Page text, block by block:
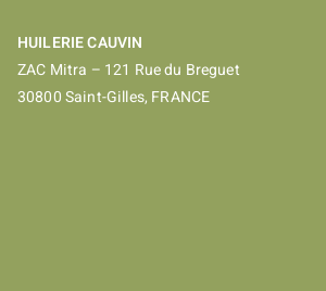
HUILERIE CAUVIN
ZAC Mitra – 121 Rue du Breguet
30800 Saint-Gilles, FRANCE